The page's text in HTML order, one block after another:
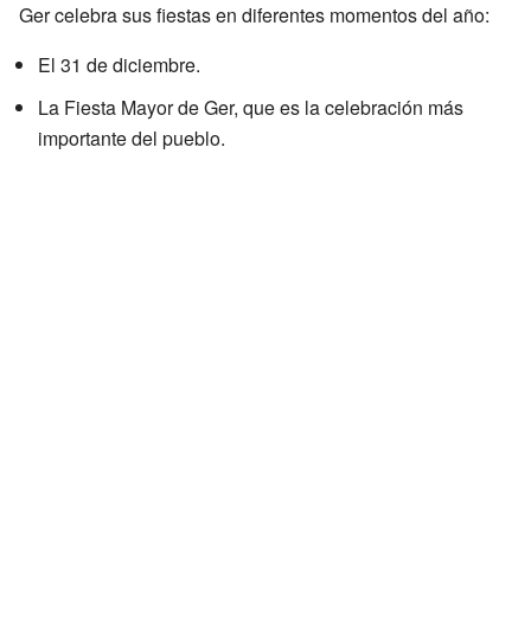
Ger celebra sus fiestas en diferentes momentos del año:
El 31 de diciembre.
La Fiesta Mayor de Ger, que es la celebración más
importante del pueblo.